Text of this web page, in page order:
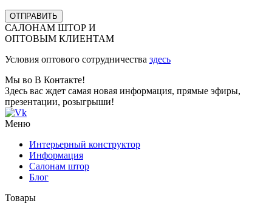
ОТПРАВИТЬ
САЛОНАМ ШТОР И
ОПТОВЫМ КЛИЕНТАМ
Условия оптового сотрудничества здесь
Мы во В Контакте!
Здесь вас ждет самая новая информация, прямые эфиры,
презентации, розыгрыши!
Меню
Интерьерный конструктор
Информация
Салонам штор
Блог
Товары